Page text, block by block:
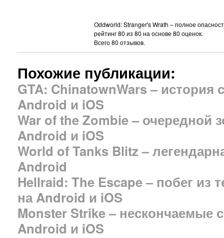
Oddworld: Stranger's Wrath – полное
рейтинг80 из 80 на основе 80 оценок.
Всего80 отзывов.
Похожие публикации:
GTA: ChinatownWars – история
Android и iOS
War of the Zombie – очередной
Android и iOS
World of Tanks Blitz –
Android
Hellraid: The Escape – побег из
на Android и iOS
Monster Strike – нескончаемые
Android и iOS